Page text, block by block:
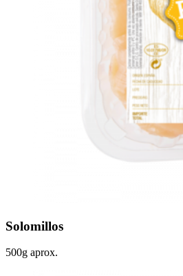
Solomillos
500g aprox.